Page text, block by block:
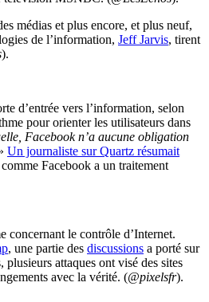
médias et plus encore, et plus neuf,
de l’information, Jeff Jarvis, tirent
).
d’entrée vers l’information, selon
pour orienter les utilisateurs dans
Facebook n’a aucune obligation
Un journaliste sur Quartz résumait
Facebook a un traitement
concernant le contrôle d’Internet.
, une partie des discussions a porté sur
attaques ont visé des sites
avec la vérité. (@pixelsfr).